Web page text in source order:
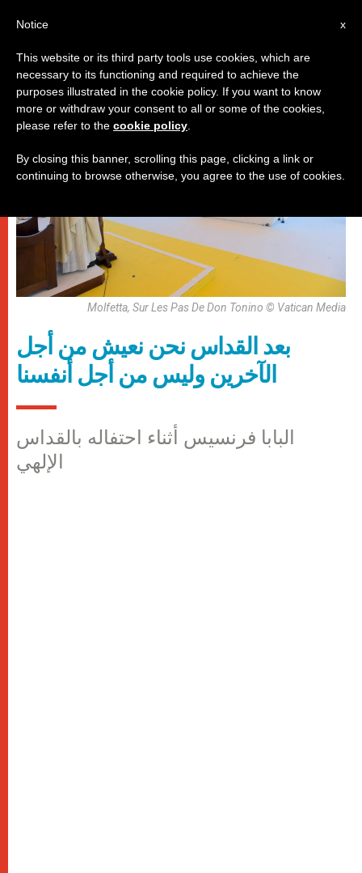
باباوات
Molfetta, Sur Les Pas De Don Tonino © Vatican Media
بعد القداس نحن نعيش من أجل
الآخرين وليس من أجل أنفسنا
البابا فرنسيس أثناء احتفاله بالقداس
الإلهي
x
Notice
This website or its third party tools use cookies, which are
necessary to its functioning and required to achieve the
purposes illustrated in the cookie policy. If you want to know
more or withdraw your consent to all or some of the cookies,
please refer to the cookie policy
By closing this banner, scrolling this page, clicking a link or
continuing to browse otherwise, you agree to the use of cookies.